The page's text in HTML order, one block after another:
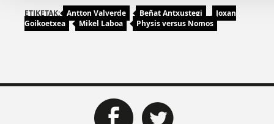
ETIKETAK: Antton Valverde Beñat Antxustegi
Joxan
Goikoetxea
Mikel Laboa Physis versus Nomos